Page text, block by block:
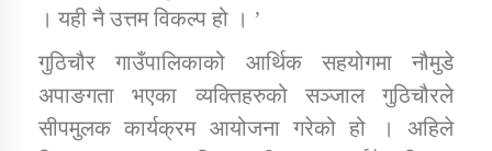
। यही नै उत्तम विकल्प हो । ’
गुठिचौर गाउँपालिकाको आर्थिक सहयोगमा नौमुडे
अपाङगता भएका व्यक्तिहरुको सञ्जाल गुठिचौरले
सीपमुलक कार्यक्रम आयोजना गरेको हो । अहिले